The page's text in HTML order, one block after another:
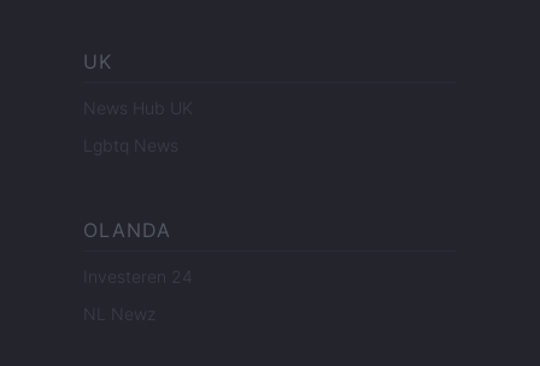
UK
News Hub UK
Lgbtq News
OLANDA
Investeren 24
NL Newz